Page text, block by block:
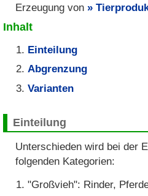
Erzeugung von
Inhalt
Einteilung
Abgrenzung
Varianten
Einteilung
Unterschieden wird bei der
folgenden Kategorien:
"Großvieh": Rinder,